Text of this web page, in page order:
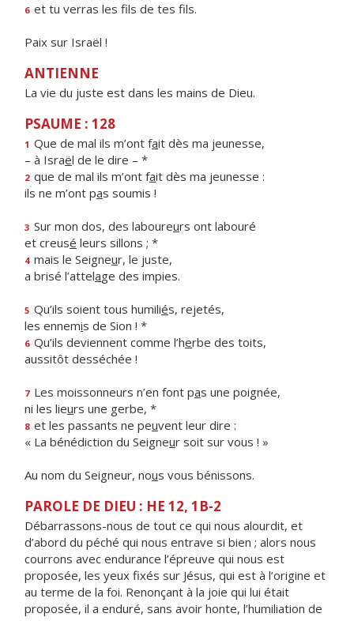
6 et tu verras les fls de tes fils.
Paix sur Israël !
ANTIENNE
La vie du juste est dans les mains de Dieu.
PSAUME : 128
1 Que de mal ils m’ont fait dès ma jeunesse,
– à Israël de le dire – *
2 que de mal ils m’ont fait dès ma jeunesse :
ils ne m’ont pas soumis !
3 Sur mon dos, des laboureurs ont labouré
et creusé leurs sillons ; *
4 mais le Seigneur, le juste,
a brisé l’attelage des impies.
5 Qu’ils soient tous humiliés, rejetés,
les ennemis de Sion ! *
6 Qu’ils deviennent comme l’herbe des toits,
aussitôt desséchée !
7 Les moissonneurs n’en font pas une poignée,
ni les lieurs une gerbe, *
8 et les passants ne peuvent leur dire :
« La bénédiction du Seigneur soit sur vous ! »
Au nom du Seigneur, nous vous bénissons.
PAROLE DE DIEU : HE 12, 1B-2
Débarrassons-nous de tout ce qui nous alourdit, et
d’abord du péché qui nous entrave si bien ; alors nous
courrons avec endurance l’épreuve qui nous est
proposée, les yeux fixés sur Jésus, qui est à l’origine et
au terme de la foi. Renonçant à la joie qui lui était
proposée, il a enduré, sans avoir honte, l’humiliation de